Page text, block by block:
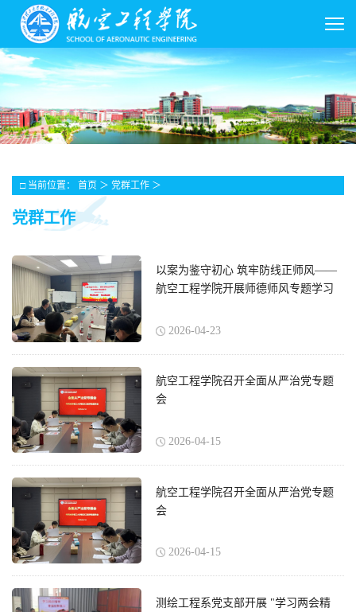
□ 当前位置： 首页 ＞ 党群工作 ＞
党群工作
以案为鉴守初心 筑牢防线正师风——
航空工程学院开展师德师风专题学习
2026-04-23
航空工程学院召开全面从严治党专题
会
2026-04-15
航空工程学院召开全面从严治党专题
会
2026-04-15
测绘工程系党支部开展 "学习两会精